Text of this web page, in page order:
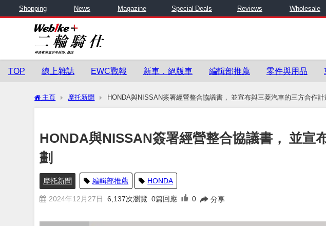
Shopping News Magazine Special Deals Reviews Wholesale
TOP 線上雜誌 EWC戰報 新車．絕版車 編輯部推薦 零件與用品
主頁 摩托新聞 HONDA與NISSAN簽署經營整合協議書， 並宣布與三菱汽車的三方合作計
HONDA與NISSAN簽署經營整合協議書， 並宣
劃
摩托新聞 編輯部推薦 HONDA
2024年12月27日 6,137次瀏覽 0篇回應 0 分享